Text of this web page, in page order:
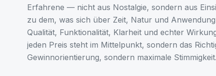
Erfahrene — nicht aus Nostalgie, sondern aus
zu dem, was sich über Zeit, Natur und
Qualität, Funktionalität, Klarheit und echter
jeden Preis steht im Mittelpunkt, sondern das
Gewinnorientierung, sondern maximale Stimmigkeit.